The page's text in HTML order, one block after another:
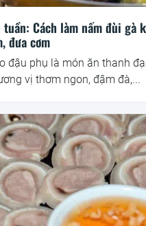
Cách làm nấm đùi gà
đưa cơm
đậu phụ là món ăn thanh
vị thơm ngon, đậm đà,...